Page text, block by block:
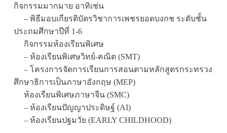
กิจกรรมมากมาย อาทิเช่น
– พิธีมอบเกียรติบัตรวิชาการเพชรยอดบงกช ระดับชั้น
ประถมศึกษาปีที่ 1-6
กิจกรรมห้องเรียนพิเศษ
– ห้องเรียนพิเศษวิทย์-คณิต (SMT)
– โครงการจัดการเรียนการสอนตามหลักสูตรกระทรวง
ศึกษาธิการเป็นภาษาอังกฤษ (MEP)
ห้องเรียนพิเศษภาษาจีน (SMC)
– ห้องเรียนปัญญาประดิษฐ์ (AI)
– ห้องเรียนปฐมวัย (EARLY CHILDHOOD)